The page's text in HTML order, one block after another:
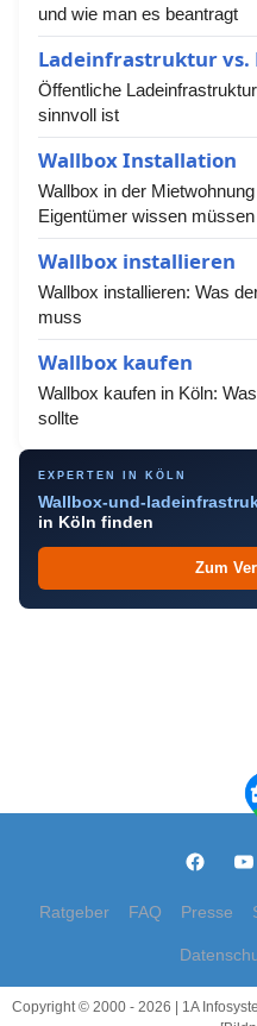
und wie man es beantragt
Ladeinfrastruktur vs.
Öffentliche
sinnvoll ist
Wallbox Installation
Wallbox in der
Eigentümer wissen müssen
Wallbox installieren
Wallbox installieren: Was
muss
Wallbox kaufen
Wallbox kaufen in Köln:
sollte
EXPERTEN IN KÖLN
Wallbox-und-
in Köln finden
Zum
Ratgeber FAQ Presse
Copyright © 2000 - 2026 | 1A